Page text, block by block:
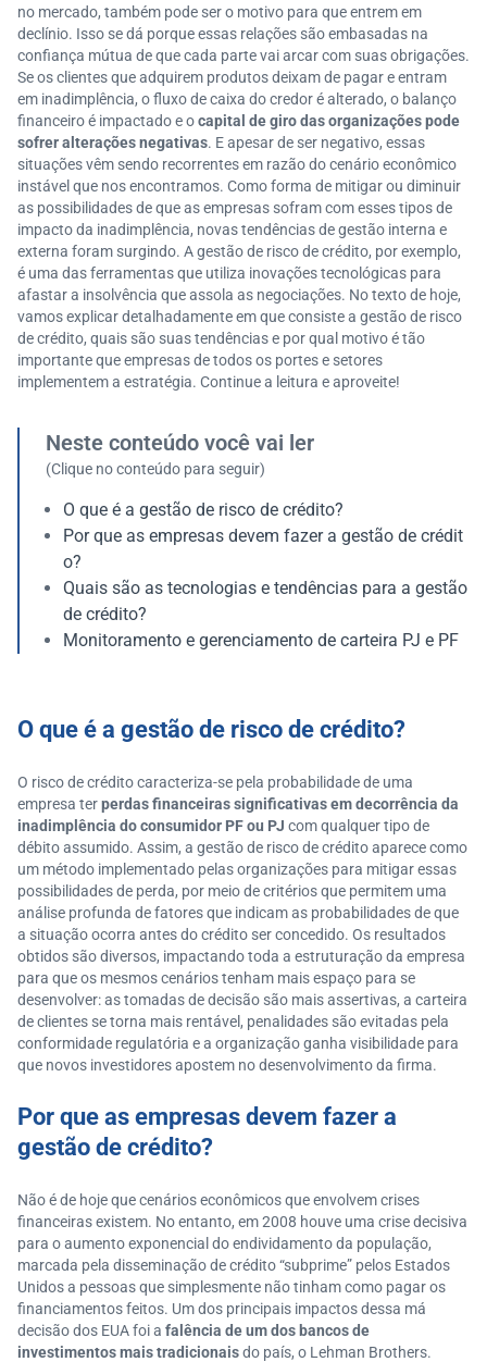
no mercado, também pode ser o motivo para que entrem em
declínio. Isso se dá porque essas relações são embasadas na
confiança mútua de que cada parte vai arcar com suas obrigações.
Se os clientes que adquirem produtos deixam de pagar e entram
em inadimplência, o fluxo de caixa do credor é alterado, o balanço
financeiro é impactado e ocapital de giro das organizações pode
sofrer alterações negativas. E apesar de ser negativo, essas
situações vêm sendo recorrentes em razão do cenário econômico
instável que nos encontramos. Como forma de mitigar ou diminuir
as possibilidades de que as empresas sofram com esses tipos de
impacto da inadimplência, novas tendências de gestão interna e
externa foram surgindo. A gestão de risco de crédito, por exemplo,
é uma das ferramentas que utiliza inovações tecnológicas para
afastar a insolvência que assola as negociações. No texto de hoje,
vamos explicar detalhadamente em que consiste a gestão de risco
de crédito, quais são suas tendências e por qual motivo é tão
importante que empresas de todos os portes e setores
implementem a estratégia. Continue a leitura e aproveite!
Neste conteúdo você vai ler
(Clique no conteúdo para seguir)
O que é a gestão de risco de crédito?
Por que as empresas devem fazer a gestão de crédit
o?
Quais são as tecnologias e tendências para a gestão
de crédito?
Monitoramento e gerenciamento de carteira PJ e PF
O que é a gestão de risco de crédito?
O risco de crédito caracteriza-se pela probabilidade de uma
empresa terperdas financeiras significativas em decorrência da
inadimplência do consumidor PF ou PJ com qualquer tipo de
débito assumido. Assim, a gestão de risco de crédito aparece como
um método implementado pelas organizações para mitigar essas
possibilidades de perda, por meio de critérios que permitem uma
análise profunda de fatores que indicam as probabilidades de que
a situação ocorra antes do crédito ser concedido. Os resultados
obtidos são diversos, impactando toda a estruturação da empresa
para que os mesmos cenários tenham mais espaço para se
desenvolver: as tomadas de decisão são mais assertivas, a carteira
de clientes se torna mais rentável, penalidades são evitadas pela
conformidade regulatória e a organização ganha visibilidade para
que novos investidores apostem no desenvolvimento da firma.
Por que as empresas devem fazer a
gestão de crédito?
Não é de hoje que cenários econômicos que envolvem crises
financeiras existem. No entanto, em 2008 houve uma crise decisiva
para o aumento exponencial do endividamento da população,
marcada pela disseminação de crédito “subprime” pelos Estados
Unidos a pessoas que simplesmente não tinham como pagar os
financiamentos feitos. Um dos principais impactos dessa má
decisão dos EUA foi a falência de um dos bancos de
investimentos mais tradicionaisdo país, o Lehman Brothers.